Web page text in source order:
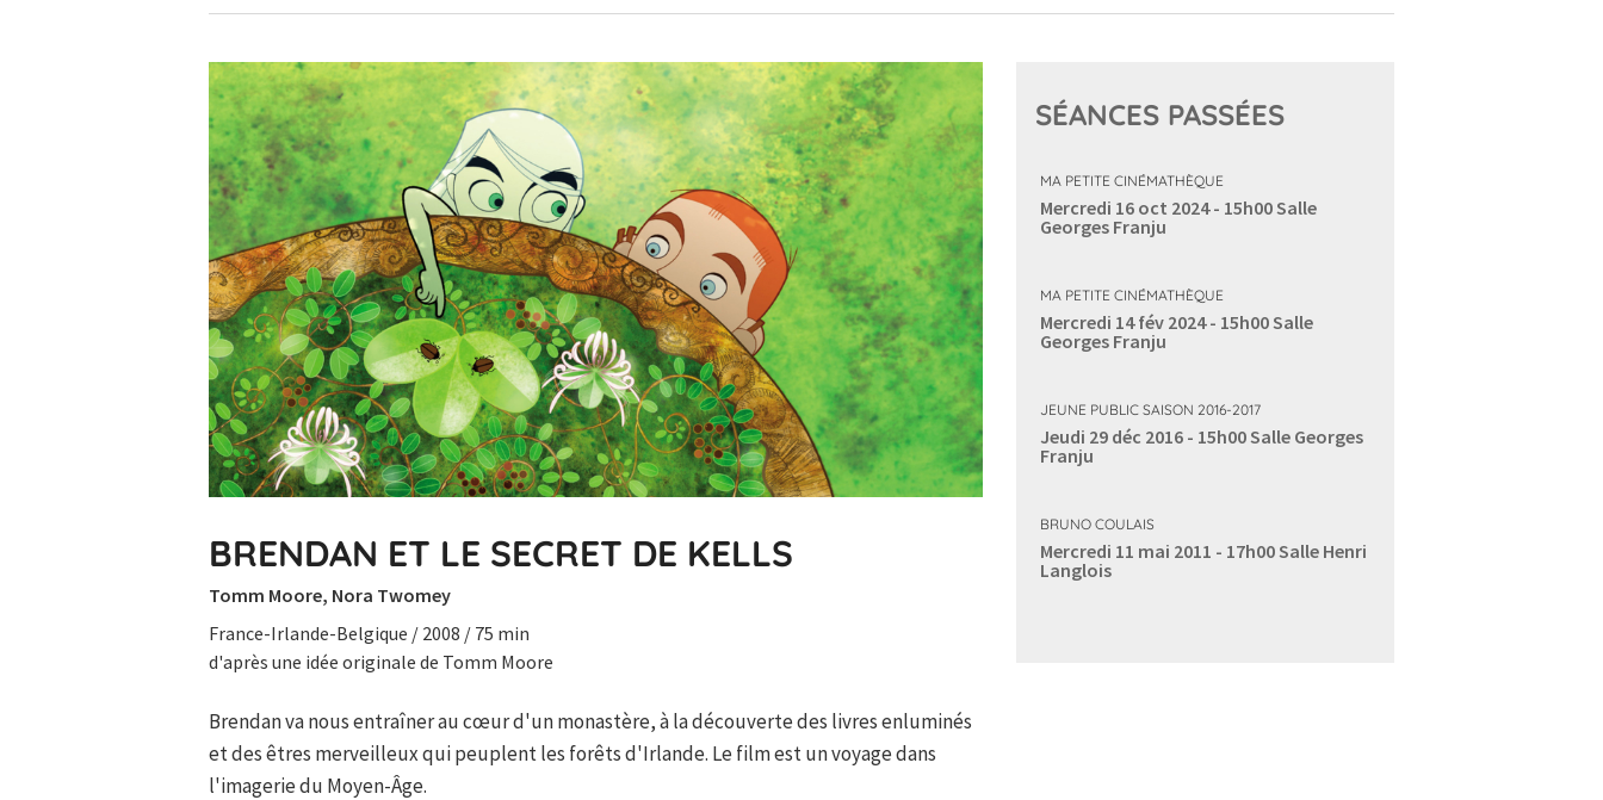
BRENDAN ET LE SECRET DE KELLS
Tomm Moore, Nora Twomey
France-Irlande-Belgique / 2008 / 75 min
d'après une idée originale de Tomm Moore
Brendan va nous entraîner au cœur d'un monastère, à la découverte des livres enluminés
et des êtres merveilleux qui peuplent les forêts d'Irlande. Le film est un voyage dans
l'imagerie du Moyen-Âge.
SÉANCES PASSÉES
MA PETITE CINÉMATHÈQUE
Mercredi 16 oct 2024 - 15h00Salle
Georges Franju
MA PETITE CINÉMATHÈQUE
Mercredi 14 fév 2024 - 15h00Salle
Georges Franju
JEUNE PUBLIC SAISON 2016-2017
Jeudi 29 déc 2016 - 15h00Salle Georges
Franju
BRUNO COULAIS
Mercredi 11 mai 2011 - 17h00Salle Henri
Langlois